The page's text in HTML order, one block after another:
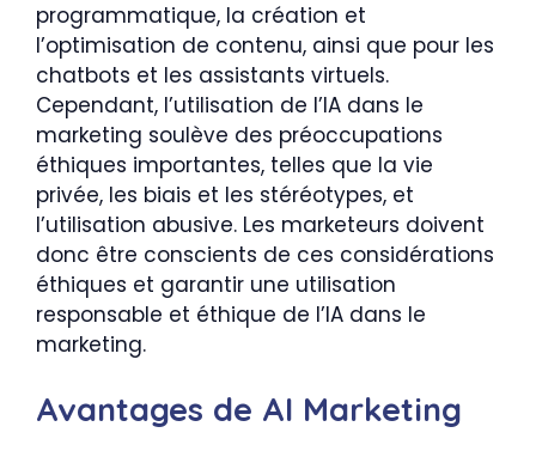
programmatique, la création et
l’optimisation de contenu, ainsi que pour les
chatbots et les assistants virtuels.
Cependant, l’utilisation de l’IA dans le
marketing soulève des préoccupations
éthiques importantes, telles que la vie
privée, les biais et les stéréotypes, et
l’utilisation abusive. Les marketeurs doivent
donc être conscients de ces considérations
éthiques et garantir une utilisation
responsable et éthique de l’IA dans le
marketing.
Avantages de AI Marketing